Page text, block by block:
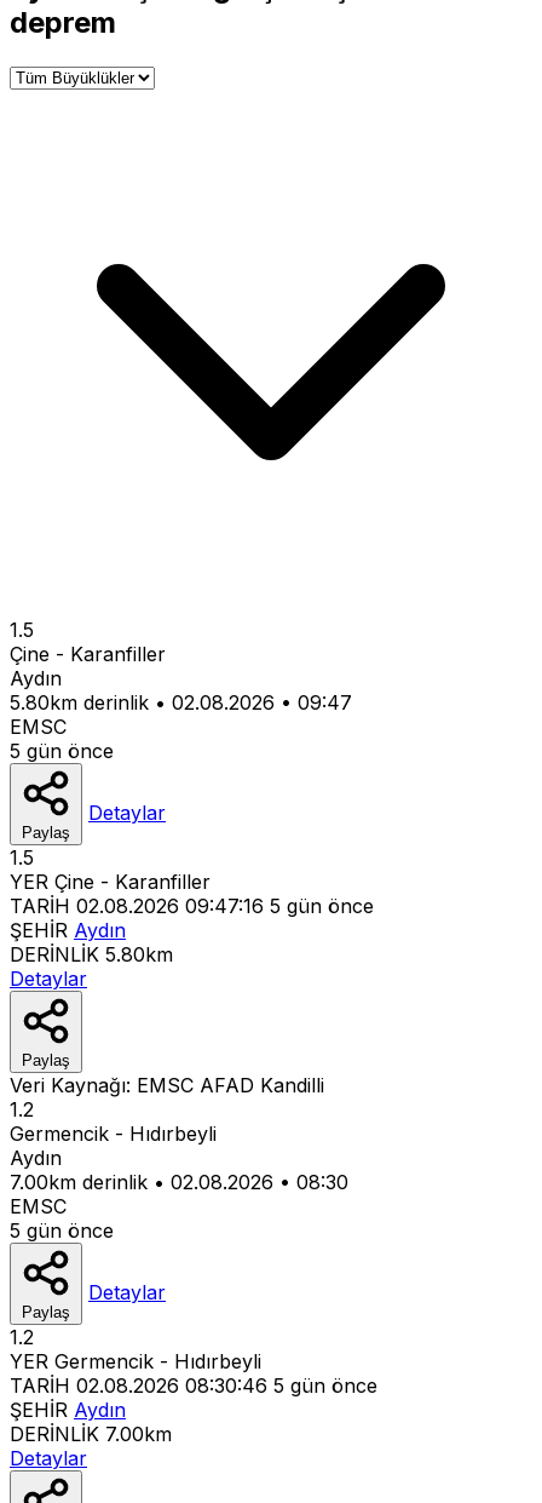
−
deprem
1.5
Çine - Karanfiller
Aydın
5.80km derinlik • 02.08.2026 • 09:47
EMSC
5 gün önce
Paylaş
Detaylar
1.5
YER Çine - Karanfiller
TARİH 02.08.2026 09:47:16 5 gün önce
ŞEHİR Aydın
DERİNLİK 5.80km
Detaylar
Paylaş
Veri Kaynağı: EMSC AFAD Kandilli
1.2
Germencik - Hıdırbeyli
Aydın
7.00km derinlik • 02.08.2026 • 08:30
EMSC
5 gün önce
Paylaş
Detaylar
1.2
YER Germencik - Hıdırbeyli
TARİH 02.08.2026 08:30:46 5 gün önce
ŞEHİR Aydın
DERİNLİK 7.00km
Detaylar